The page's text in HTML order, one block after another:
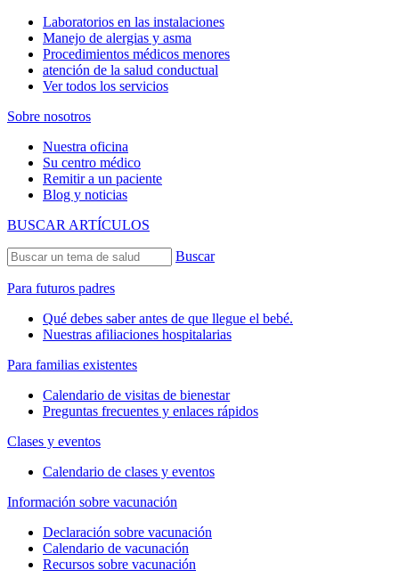
Laboratorios en las instalaciones
Manejo de alergias y asma
Procedimientos médicos menores
atención de la salud conductual
Ver todos los servicios
Sobre nosotros
Nuestra oficina
Su centro médico
Remitir a un paciente
Blog y noticias
BUSCAR ARTÍCULOS
Buscar
Para futuros padres
Qué debes saber antes de que llegue el bebé.
Nuestras afiliaciones hospitalarias
Para familias existentes
Calendario de visitas de bienestar
Preguntas frecuentes y enlaces rápidos
Clases y eventos
Calendario de clases y eventos
Información sobre vacunación
Declaración sobre vacunación
Calendario de vacunación
Recursos sobre vacunación